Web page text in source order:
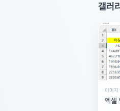
갤러리
이미지
엑셀